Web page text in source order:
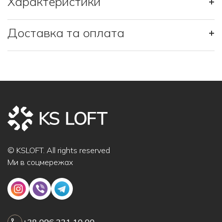
Доставка та оплата +
© KSLOFT. All rights reserved
Ми в соцмережах